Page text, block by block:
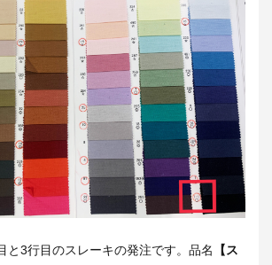
と3行目のスレーキの発注です。品名
【ス